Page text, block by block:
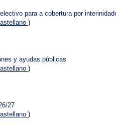
para a cobertura por
)
y ayudas públicas
)
27
)